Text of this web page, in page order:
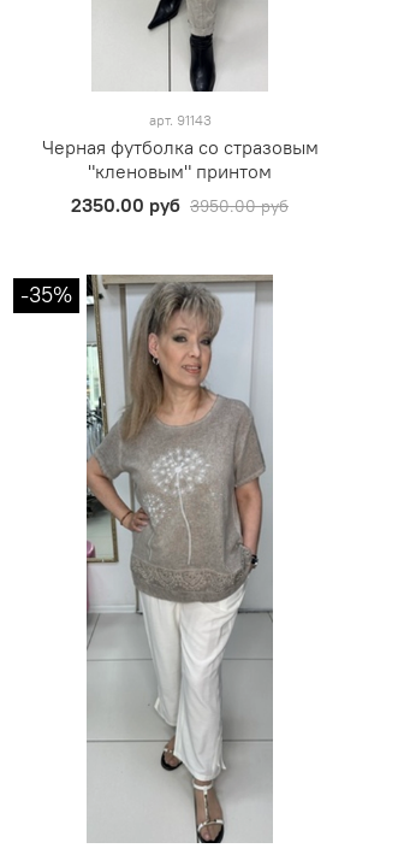
арт. 91143
Черная футболка со стразовым
"кленовым" принтом
2350.00 руб 3950.00 руб
-35%